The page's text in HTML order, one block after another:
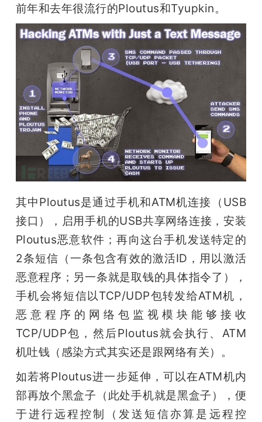
前年和去年很流行的Ploutus和Tyupkin。
其中Ploutus是通过手机和ATM机连接（USB
接口），启用手机的USB共享网络连接，安装
Ploutus恶意软件；再向这台手机发送特定的
2条短信（一条包含有效的激活ID，用以激活
恶意程序；另一条就是取钱的具体指令了），
手机会将短信以TCP/UDP包转发给ATM机，
恶意程序的网络包监视模块能够接收
TCP/UDP包，然后Ploutus就会执行、ATM
机吐钱（感染方式其实还是跟网络有关）。
如若将Ploutus进一步延伸，可以在ATM机内
部再放个黑盒子（此处手机就是黑盒子），便
于进行远程控制（发送短信亦算是远程控